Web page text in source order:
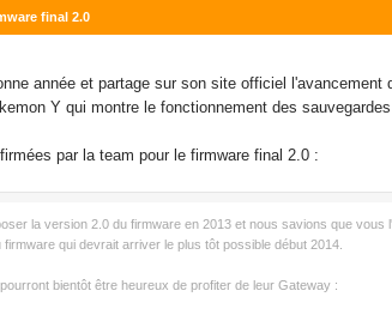
final 2.0
année et partage sur son site officiel
Y qui montre le fonctionnement des
par la team pour le firmware final 2.0 :
la version 2.0 du firmware en 2013 et nous savions que
qui devrait arriver le plus tôt possible début 2014.
bientôt être heureux de profiter de leur Gateway :